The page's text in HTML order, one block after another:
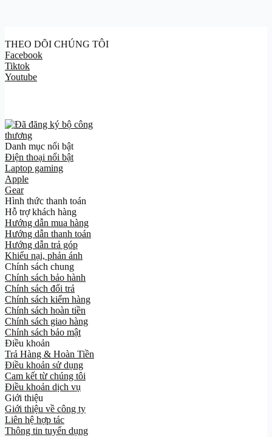
THEO DÕI CHÚNG TÔI
Facebook
Tiktok
Youtube
Danh mục nổi bật
Điện thoại nổi bật
Laptop gaming
Apple
Gear
Hình thức thanh toán
Hỗ trợ khách hàng
Hướng dẫn mua hàng
Hướng dẫn thanh toán
Hướng dẫn trả góp
Khiếu nại, phản ánh
Chính sách chung
Chính sách bảo hành
Chính sách đổi trả
Chính sách kiểm hàng
Chính sách hoàn tiền
Chính sách giao hàng
Chính sách bảo mật
Điều khoản
Trả Hàng & Hoàn Tiền
Điều khoản sử dụng
Cam kết từ chúng tôi
Điều khoản dịch vụ
Giới thiệu
Giới thiệu về công ty
Liên hệ hợp tác
Thông tin tuyển dụng